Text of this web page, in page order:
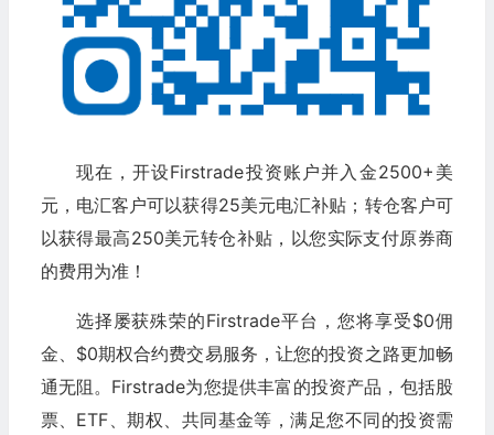
现在，开设Firstrade投资账户并入金2500+美
元，电汇客户可以获得25美元电汇补贴；转仓客户可
以获得最高250美元转仓补贴，以您实际支付原券商
的费用为准！
选择屡获殊荣的Firstrade平台，您将享受$0佣
金、$0期权合约费交易服务，让您的投资之路更加畅
通无阻。Firstrade为您提供丰富的投资产品，包括股
票、ETF、期权、共同基金等，满足您不同的投资需